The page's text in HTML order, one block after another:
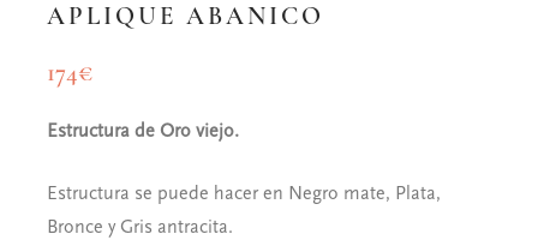
APLIQUE ABANICO
174€
Estructura de Oro viejo.
Estructura se puede hacer en Negro mate, Plata,
Bronce y Gris antracita.